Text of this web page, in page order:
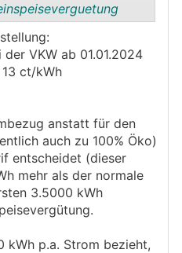
VKW ab 01.01.2024
ct/kWh
anstatt für den
auch zu 100% Öko)
entscheidet (dieser
mehr als der normale
3.5000 kWh
kWh p.a. Strom bezieht,